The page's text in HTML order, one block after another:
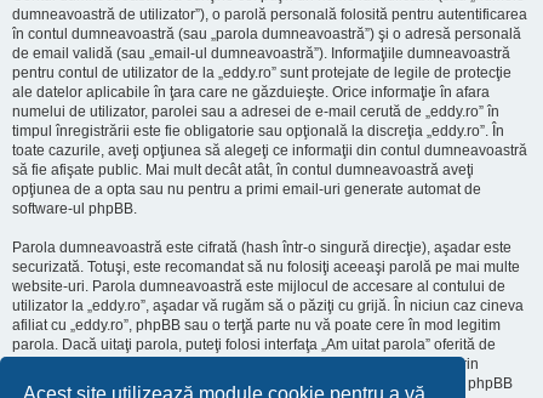
Acest site utilizează module cookie pentru a vă
dumneavoastră de utilizator”), o parolă personală folosită pentru autentificarea
în contul dumneavoastră (sau „parola dumneavoastră”) şi o adresă personală
de email validă (sau „email-ul dumneavoastră”). Informaţiile dumneavoastră
pentru contul de utilizator de la „eddy.ro” sunt protejate de legile de protecţie
ale datelor aplicabile în ţara care ne găzduieşte. Orice informaţie în afara
numelui de utilizator, parolei sau a adresei de e-mail cerută de „eddy.ro” în
timpul înregistrării este fie obligatorie sau opţională la discreţia „eddy.ro”. În
toate cazurile, aveţi opţiunea să alegeţi ce informaţii din contul dumneavoastră
să fie afişate public. Mai mult decât atât, în contul dumneavoastră aveţi
opţiunea de a opta sau nu pentru a primi email-uri generate automat de
software-ul phpBB.
Parola dumneavoastră este cifrată (hash într-o singură direcţie), aşadar este
securizată. Totuşi, este recomandat să nu folosiţi aceeaşi parolă pe mai multe
website-uri. Parola dumneavoastră este mijlocul de accesare al contului de
utilizator la „eddy.ro”, aşadar vă rugăm să o păziţi cu grijă. În niciun caz cineva
afiliat cu „eddy.ro”, phpBB sau o terţă parte nu vă poate cere în mod legitim
parola. Dacă uitaţi parola, puteţi folosi interfaţa „Am uitat parola” oferită de
software-ul phpBB. Această procedură vă va genera o nouă parolă prin
transmiterea numelui de utilizator şi a adresei email, apoi software-ul phpBB